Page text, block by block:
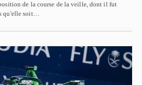
de la course de la veille, dont il fut
qu'elle soit…